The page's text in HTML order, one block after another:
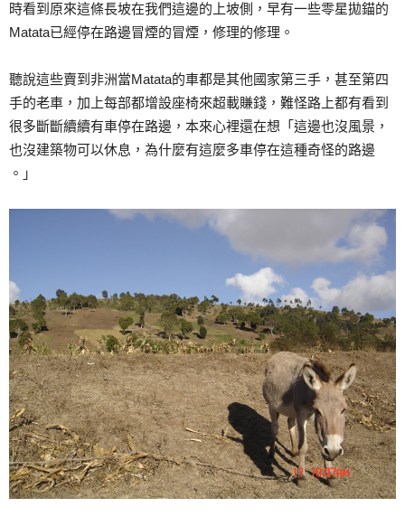
時看到原來這條長坡在我們這邊的上坡側，早有一些零星拋錨的
Matata已經停在路邊冒煙的冒煙，修理的修理。
聽說這些賣到非洲當Matata的車都是其他國家第三手，甚至第四
手的老車，加上每部都增設座椅來超載賺錢，難怪路上都有看到
很多斷斷續續有車停在路邊，本來心裡還在想「這邊也沒風景，
也沒建築物可以休息，為什麼有這麼多車停在這種奇怪的路邊
。」